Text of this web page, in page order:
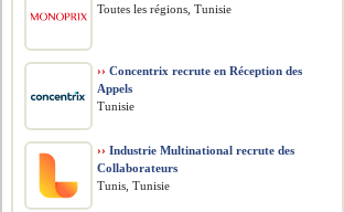
Toutes les régions, Tunisie
›› Concentrix recrute en Réception des
Appels
Tunisie
›› Industrie Multinational recrute des
Collaborateurs
Tunis, Tunisie